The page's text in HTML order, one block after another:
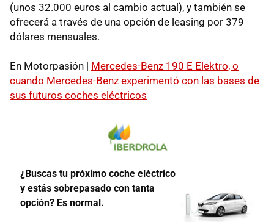
(unos 32.000 euros al cambio actual), y también se
ofrecerá a través de una opción de leasing por 379
dólares mensuales.
En Motorpasión | Mercedes-Benz 190 E Elektro, o
cuando Mercedes-Benz experimentó con las bases de
sus futuros coches eléctricos
¿Buscas tu próximo coche eléctrico
y estás sobrepasado con tanta
opción? Es normal.